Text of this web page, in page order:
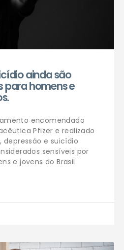
ainda são
para homens e
encomendado
Pfizer e realizado
depressão e suicídio
sensíveis por
e jovens do Brasil.